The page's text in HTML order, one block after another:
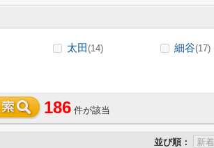
太田(14) 細谷(17)
186 件が該当
並び順：